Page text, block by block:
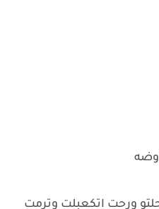
ورحت اتكعبلت وترمت